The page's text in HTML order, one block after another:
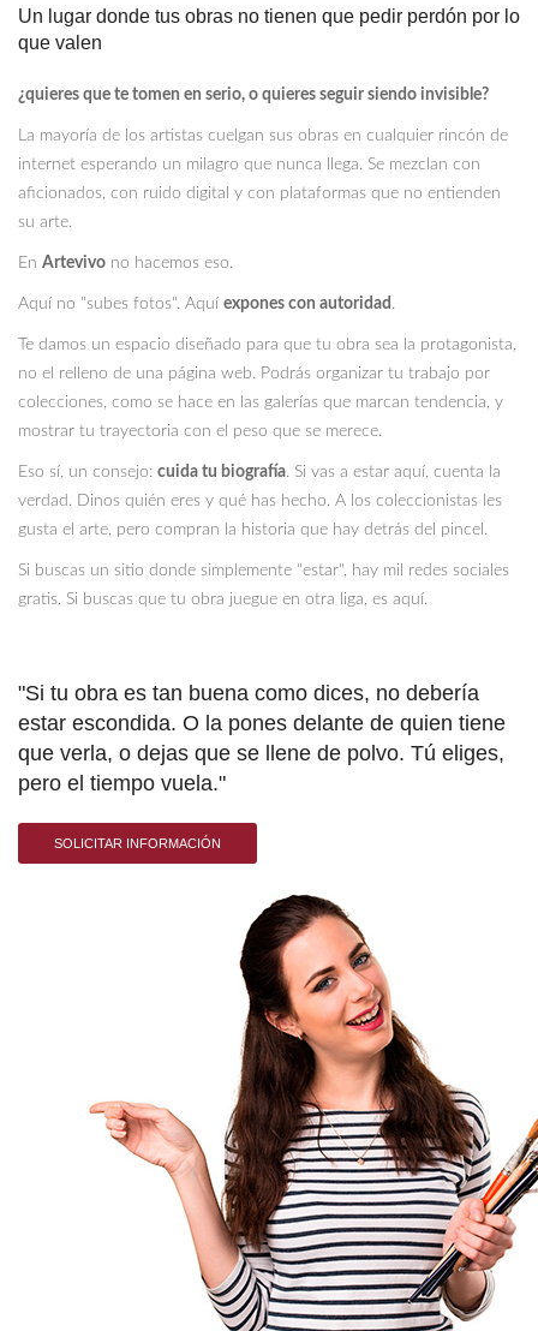
Un lugar donde tus obras no tienen que pedir perdón por lo
que valen
¿quieres que te tomen en serio, o quieres seguir siendo invisible?
La mayoría de los artistas cuelgan sus obras en cualquier rincón de
internet esperando un milagro que nunca llega. Se mezclan con
aficionados, con ruido digital y con plataformas que no entienden
su arte.
En Artevivo no hacemos eso.
Aquí no "subes fotos". Aquí expones con autoridad .
Te damos un espacio diseñado para que tu obra sea la protagonista,
no el relleno de una página web. Podrás organizar tu trabajo por
colecciones, como se hace en las galerías que marcan tendencia, y
mostrar tu trayectoria con el peso que se merece.
Eso sí, un consejo: cuida tu biografía. Si vas a estar aquí, cuenta la
verdad. Dinos quién eres y qué has hecho. A los coleccionistas les
gusta el arte, pero compran la historia que hay detrás del pincel.
Si buscas un sitio donde simplemente "estar", hay mil redes sociales
gratis. Si buscas que tu obra juegue en otra liga, es aquí.
"Si tu obra es tan buena como dices, no debería
estar escondida. O la pones delante de quien tiene
que verla, o dejas que se llene de polvo. Tú eliges,
pero el tiempo vuela."
SOLICITAR INFORMACIÓN